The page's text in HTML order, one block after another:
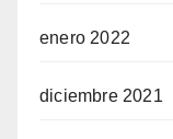
enero 2022
diciembre 2021